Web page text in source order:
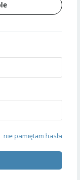
nie pamiętam hasła